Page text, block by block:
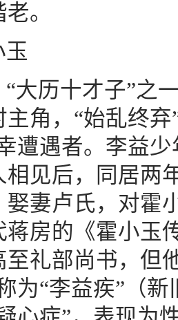
。
玉
大历十才子”之
角，“始乱终
遭遇者。李益
相见后，同居两
娶妻卢氏，对霍
蒋房的《霍小玉
至礼部尚书，但
为“李益疾”（